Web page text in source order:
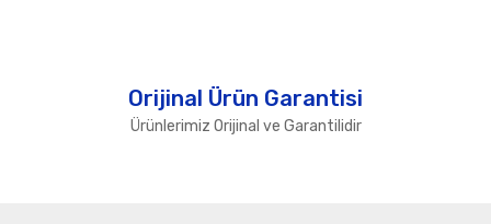
Orijinal Ürün Garantisi
Ürünlerimiz Orijinal ve Garantilidir